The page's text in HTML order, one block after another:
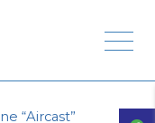
“Aircast”